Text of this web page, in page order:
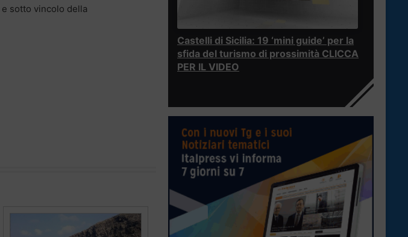
e sotto vincolo della
Castelli di Sicilia: 19 ‘mini guide’ per la
sfida del turismo di prossimità CLICCA
PER IL VIDEO